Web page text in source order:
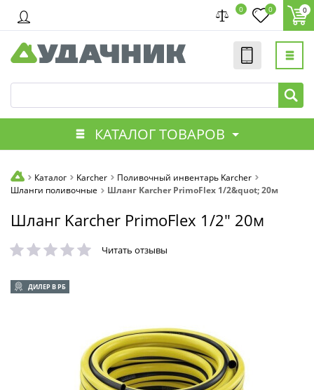
0 0 0
КАТАЛОГ ТОВАРОВ
Каталог Karcher
Поливочный инвентарь Karcher
Шланги поливочные
Шланг Karcher PrimoFlex 1/2&quot; 20м
Шланг Karcher PrimoFlex 1/2" 20м
Читать отзывы
ДИЛЕР В РБ